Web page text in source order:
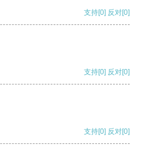
支持[0] 反对[0]
支持[0] 反对[0]
支持[0] 反对[0]